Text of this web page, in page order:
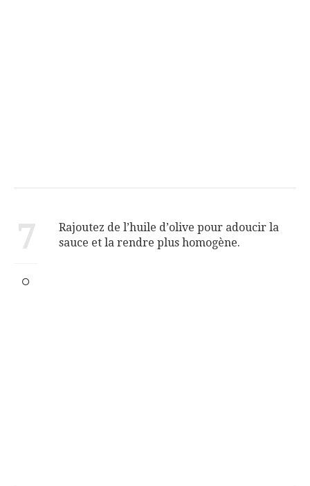
7
Rajoutez de l’huile d’olive pour adoucir la
sauce et la rendre plus homogène.